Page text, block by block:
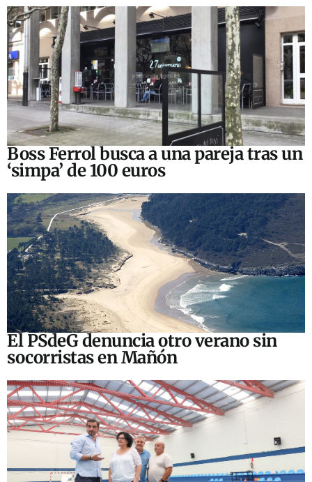
Boss Ferrol busca a una pareja tras un
‘simpa’ de 100 euros
El PSdeG denuncia otro verano sin
socorristas en Mañón